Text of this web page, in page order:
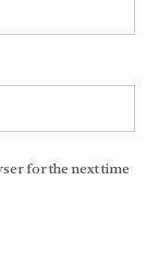
for the next time